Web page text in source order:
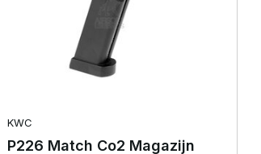
KWC
P226 Match Co2 Magazijn